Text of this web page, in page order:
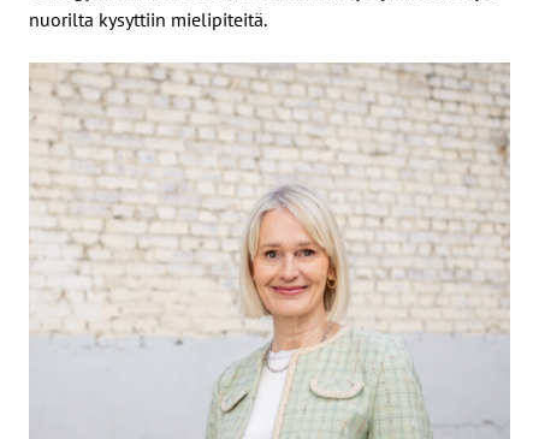
nuorilta kysyttiin mielipiteitä.